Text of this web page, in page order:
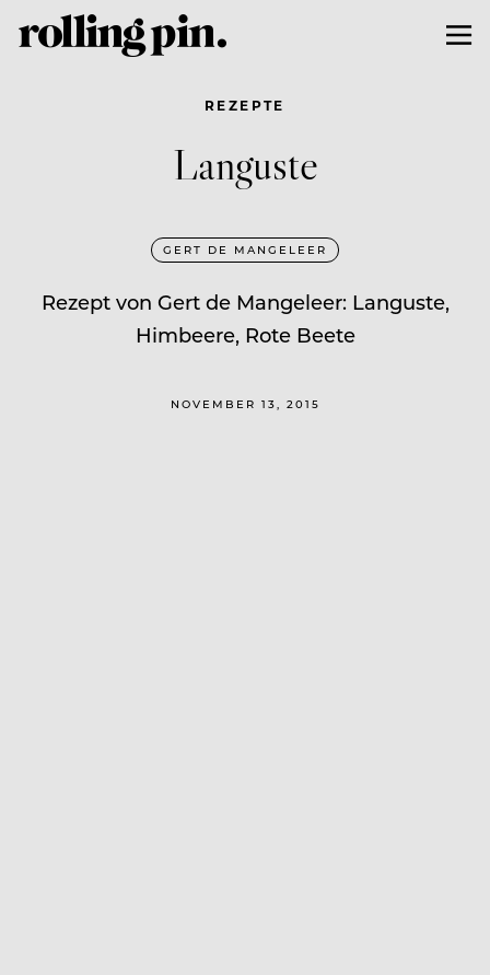
REZEPTE
Languste
GERT DE MANGELEER
Rezept von Gert de Mangeleer: Languste,
Himbeere, Rote Beete
NOVEMBER 13, 2015